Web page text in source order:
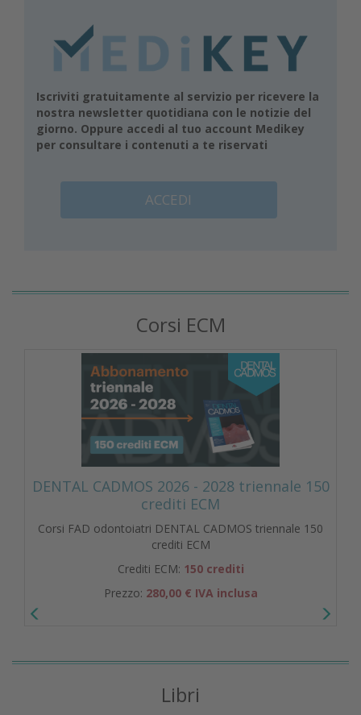
Iscriviti gratuitamente al servizio per ricevere la
nostra newsletter quotidiana con le notizie del
giorno. Oppure accedi al tuo account Medikey
per consultare i contenuti a te riservati
ACCEDI
Corsi ECM
DENTAL CADMOS 2026 - 2028 triennale 150
crediti ECM
Corsi FAD odontoiatri DENTAL CADMOS triennale 150
crediti ECM
Crediti ECM: 150 crediti
Prezzo: 280,00 € IVA inclusa
Libri